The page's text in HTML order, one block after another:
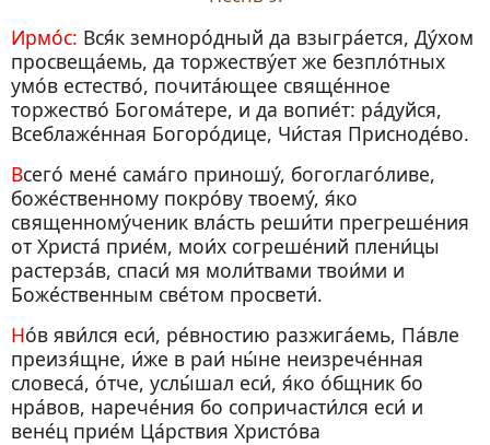
Ирмо́с: Вся́к земноро́дный да взыгра́ется, Ду́хом
просвеща́емь, да торжеству́ет же безпло́тных
умо́в естество́, почита́ющее свяще́нное
торжество́ Богома́тере, и да вопие́т: ра́дуйся,
Всеблаже́нная Богоро́дице, Чи́стая Присноде́во.
Всего́ мене́ сама́го приношу́, богоглаго́ливе,
боже́ственному покро́ву твоему́, я́ко
священному́ченик вла́сть реши́ти прегреше́ния
от Христа́ прие́м, мои́х согреше́ний плени́цы
растерза́в, спаси́ мя моли́твами твои́ми и
Боже́ственным све́том просвети́.
Но́в яви́лся еси́, ре́вностию разжига́емь, Па́вле
преизя́щне, и́же в раи́ ны́не неизрече́нная
словеса́, о́тче, услы́шал еси́, я́ко о́бщник бо
нра́вов, нарече́ния бо сопричасти́лся еси́ и
вене́ц прие́м Ца́рствия Христо́ва